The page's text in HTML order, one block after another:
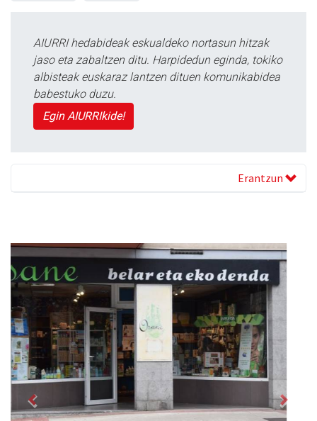
AIURRI hedabideak eskualdeko nortasun hitzak
jaso eta zabaltzen ditu. Harpidedun eginda, tokiko
albisteak euskaraz lantzen dituen komunikabidea
babestuko duzu.
Egin AIURRIkide!
Erantzun
Previous Next